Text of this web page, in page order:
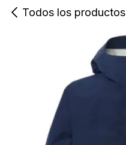
Todos los productos